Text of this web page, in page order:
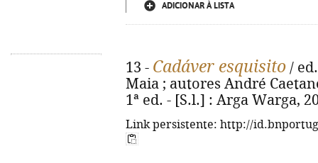
ADICIONAR À LISTA
13 - Cadáver esquisito /
Maia ; autores André
1ª ed. - [S.l.] : Arga Warga,
Link persistente: http://